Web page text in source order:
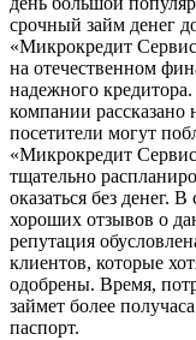
срочный займ денег
«Микрокредит
на отечественном
надежного
компании рассказано
посетители могут
«Микрокредит
тщательно
оказаться без денег.
хороших отзывов о
репутация
клиентов, которые
одобрены. Время,
займет более
паспорт.